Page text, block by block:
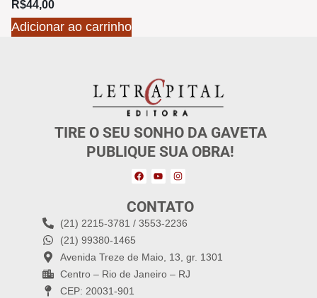
R$44,00
Adicionar ao carrinho
TIRE O SEU SONHO DA GAVETA
PUBLIQUE SUA OBRA!
CONTATO
(21) 2215-3781 / 3553-2236
(21) 99380-1465
Avenida Treze de Maio, 13, gr. 1301
Centro – Rio de Janeiro – RJ
CEP: 20031-901